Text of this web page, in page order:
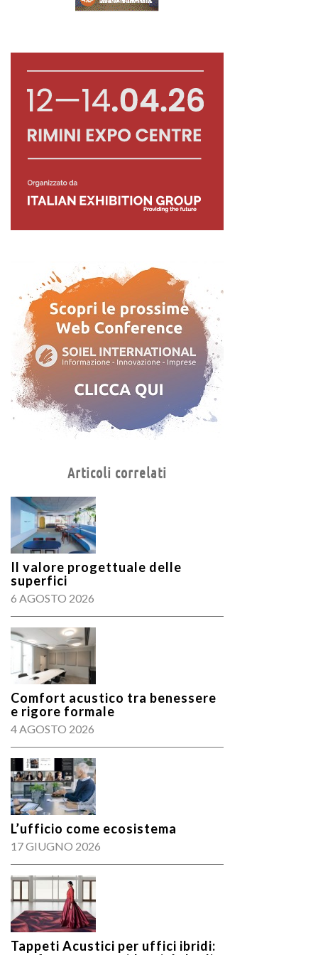
Articoli correlati
Il valore progettuale delle
superfici
6 AGOSTO 2026
Comfort acustico tra benessere
e rigore formale
4 AGOSTO 2026
L’ufficio come ecosistema
17 GIUGNO 2026
Tappeti Acustici per uffici ibridi: